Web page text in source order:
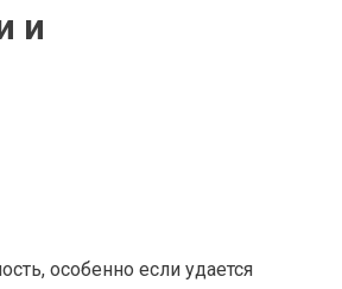
и
особенно если удается